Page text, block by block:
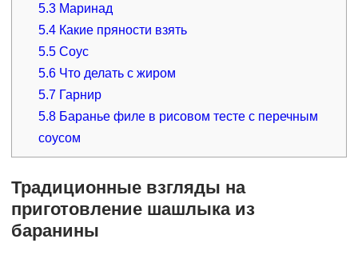
5.3 Маринад
5.4 Какие пряности взять
5.5 Соус
5.6 Что делать с жиром
5.7 Гарнир
5.8 Баранье филе в рисовом тесте с перечным
соусом
Традиционные взгляды на
приготовление шашлыка из
баранины